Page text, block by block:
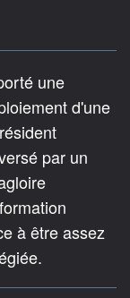
une
d'une
par un
à être assez